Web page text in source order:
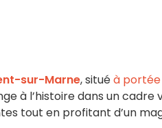
sur-Marne, situéà portée
à l’histoire dans un
tout en profitant d’un